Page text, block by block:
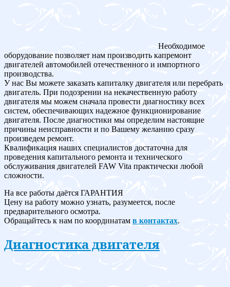
Необходимое
оборудование позволяет нам производить капремонт
двигателей автомобилей отечественного и импортного
производства.
У нас Вы можете заказать капиталку двигателя или перебрать
двигатель. При подозрении на некачественную работу
двигателя мы можем сначала провести диагностику всех
систем, обеспечивающих надежное функционирование
двигателя. После диагностики мы определим настоящие
причины неисправности и по Вашему желанию сразу
произведем ремонт.
Квалификация наших специалистов достаточна для
проведения капитального ремонта и технического
обслуживания двигателей FAW Vita практически любой
сложности.
На все работы даётся ГАРАНТИЯ
Цену на работу можно узнать, разумеется, после
предварительного осмотра.
Обращайтесь к нам по координатам в контактах.
Диагностика двигателя